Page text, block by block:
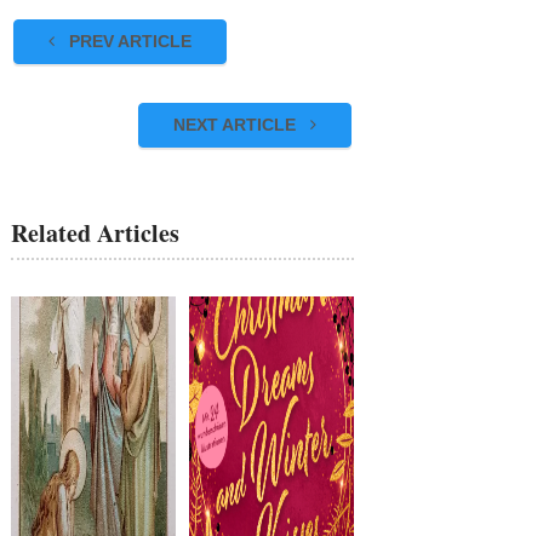
PREV ARTICLE
NEXT ARTICLE
Related Articles